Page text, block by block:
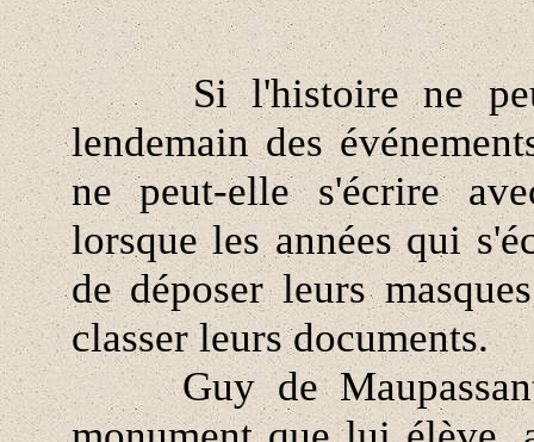
Si l'histoire ne peut
lendemain des
ne peut-elle s'écrire
lorsque les années qui
de déposer leurs
classer leurs documents.
Guy de Maupassant